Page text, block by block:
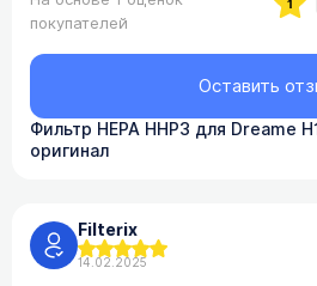
покупателей
Фильтр HEPA HHP3 для Dreame
оригинал
Оставить
Filterix
14.02.2025